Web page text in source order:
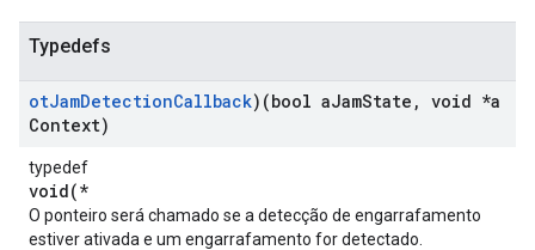
Typedefs
otJamDetectionCallback)(bool aJamState , void *a
Context)
typedef
void(*
O ponteiro será chamado se a detecção de engarrafamento
estiver ativada e um engarrafamento for detectado.